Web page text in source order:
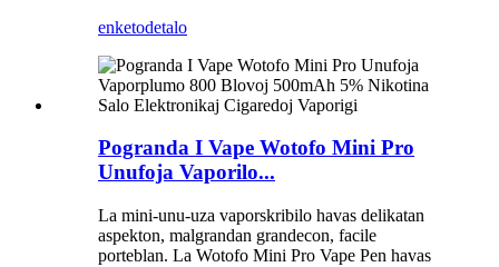
enketodetalo
Pogranda I Vape Wotofo Mini Pro
Unufoja Vaporilo...
La mini-unu-uza vaporskribilo havas delikatan
aspekton, malgrandan grandecon, facile
porteblan. La Wotofo Mini Pro Vape Pen havas